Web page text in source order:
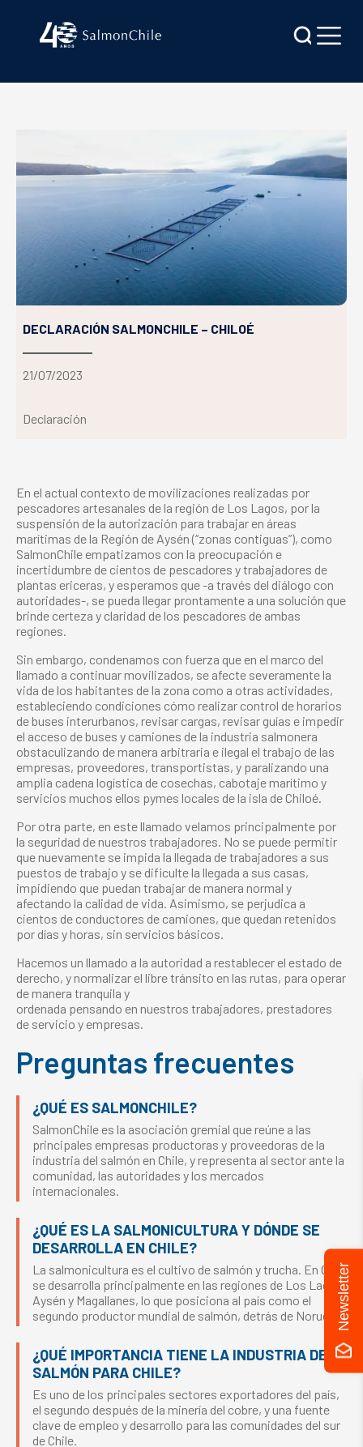
DECLARACIÓN SALMONCHILE – CHILOÉ
21/07/2023
Declaración
En el actual contexto de movilizaciones realizadas por
pescadores artesanales de la región de Los Lagos, por la
suspensión de la autorización para trabajar en áreas
marítimas de la Región de Aysén (“zonas contiguas”), como
SalmonChile empatizamos con la preocupación e
incertidumbre de cientos de pescadores y trabajadores de
plantas ericeras, y esperamos que -a través del diálogo con
autoridades-, se pueda llegar prontamente a una solución que
brinde certeza y claridad de los pescadores de ambas
regiones.
Sin embargo, condenamos con fuerza que en el marco del
llamado a continuar movilizados, se afecte severamente la
vida de los habitantes de la zona como a otras actividades,
estableciendo condiciones cómo realizar control de horarios
de buses interurbanos, revisar cargas, revisar guías e impedir
el acceso de buses y camiones de la industria salmonera
obstaculizando de manera arbitraria e ilegal el trabajo de las
empresas, proveedores, transportistas, y paralizando una
amplia cadena logística de cosechas, cabotaje marítimo y
servicios muchos ellos pymes locales de la isla de Chiloé.
Por otra parte, en este llamado velamos principalmente por
la seguridad de nuestros trabajadores. No se puede permitir
que nuevamente se impida la llegada de trabajadores a sus
puestos de trabajo y se dificulte la llegada a sus casas,
impidiendo que puedan trabajar de manera normal y
afectando la calidad de vida. Asimismo, se perjudica a
cientos de conductores de camiones, que quedan retenidos
por días y horas, sin servicios básicos.
Hacemos un llamado a la autoridad a restablecer el estado de
derecho, y normalizar el libre tránsito en las rutas, para operar
de manera tranquila y
ordenada pensando en nuestros trabajadores, prestadores
de servicio y empresas.
Preguntas frecuentes
¿QUÉ ES SALMONCHILE?
SalmonChile es la asociación gremial que reúne a las
principales empresas productoras y proveedoras de la
industria del salmón en Chile, y representa al sector ante la
comunidad, las autoridades y los mercados
internacionales.
¿QUÉ ES LA SALMONICULTURA Y DÓNDE SE
DESARROLLA EN CHILE?
La salmonicultura es el cultivo de salmón y trucha. En Chile
se desarrolla principalmente en las regiones de Los Lagos,
Aysén y Magallanes, lo que posiciona al país como el
segundo productor mundial de salmón, detrás de Noruega.
¿QUÉ IMPORTANCIA TIENE LA INDUSTRIA DEL
SALMÓN PARA CHILE?
Es uno de los principales sectores exportadores del país,
el segundo después de la minería del cobre, y una fuente
clave de empleo y desarrollo para las comunidades del sur
de Chile.
Newsletter